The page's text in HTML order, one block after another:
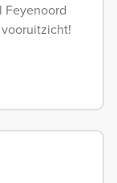
Feyenoord